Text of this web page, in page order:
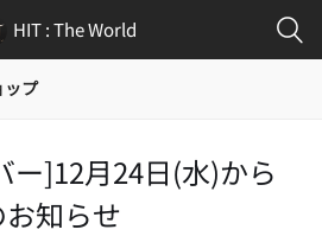
HIT : The World
ップ
ー]12月24日(水)から
知らせ